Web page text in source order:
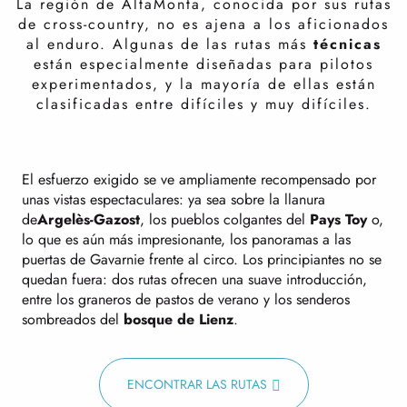
de cross-country, no es ajena a los aficionados
al enduro. Algunas de las rutas más técnicas
están especialmente diseñadas para pilotos
experimentados, y la mayoría de ellas están
clasificadas entre difíciles y muy difíciles.
El esfuerzo exigido se ve ampliamente recompensado por
unas vistas espectaculares: ya sea sobre la llanura
deArgelès-Gazost, los pueblos colgantes del Pays Toyo,
lo que es aún más impresionante, los panoramas a las
puertas de Gavarnie frente al circo. Los principiantes no se
quedan fuera: dos rutas ofrecen una suave introducción,
entre los graneros de pastos de verano y los senderos
sombreados del bosque de Lienz.
ENCONTRAR LAS RUTAS